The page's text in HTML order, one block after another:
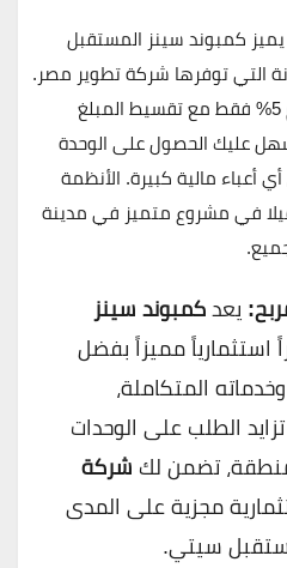
كمبوند سينز المستقبل
التي توفرها شركة تطوير مصر.
حيث يمكنك شراء فيلا بمقدم 5% فقط مع تقسيط المبلغ
ما يسهل عليك الحصول على الوحدة
أعباء مالية كبيرة. الأنظمة
فيلا في مشروع متميز فيمدينة
يعدكمبوند سينز
استثمارياً مميزاً بفضل
المتكاملة،
الطلب على الوحدات
تضمن لك شركة
مجزية على المدى
سيتي.